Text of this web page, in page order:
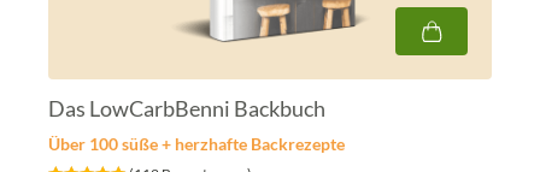
Das LowCarbBenni Backbuch
Über 100 süße + herzhafte Backrezepte